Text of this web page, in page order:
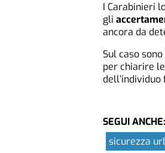
I Carabinieri
gli
ancora da
Sul caso
per chiarire
SEGUI ANCHE:
sicurezza